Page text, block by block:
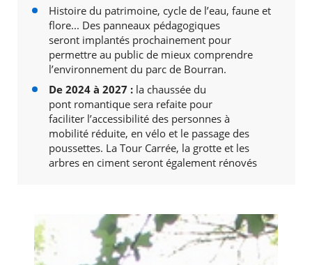
Histoire du patrimoine, cycle de l’eau, faune et
flore... Des panneaux pédagogiques
seront implantés prochainement pour
permettre au public de mieux comprendre
l’environnement du parc de Bourran.
De 2024 à 2027 :la chaussée du
pont romantique sera refaite pour
faciliter l’accessibilité des personnes à
mobilité réduite, en vélo et le passage des
poussettes. La Tour Carrée, la grotte et les
arbres en ciment seront également rénovés